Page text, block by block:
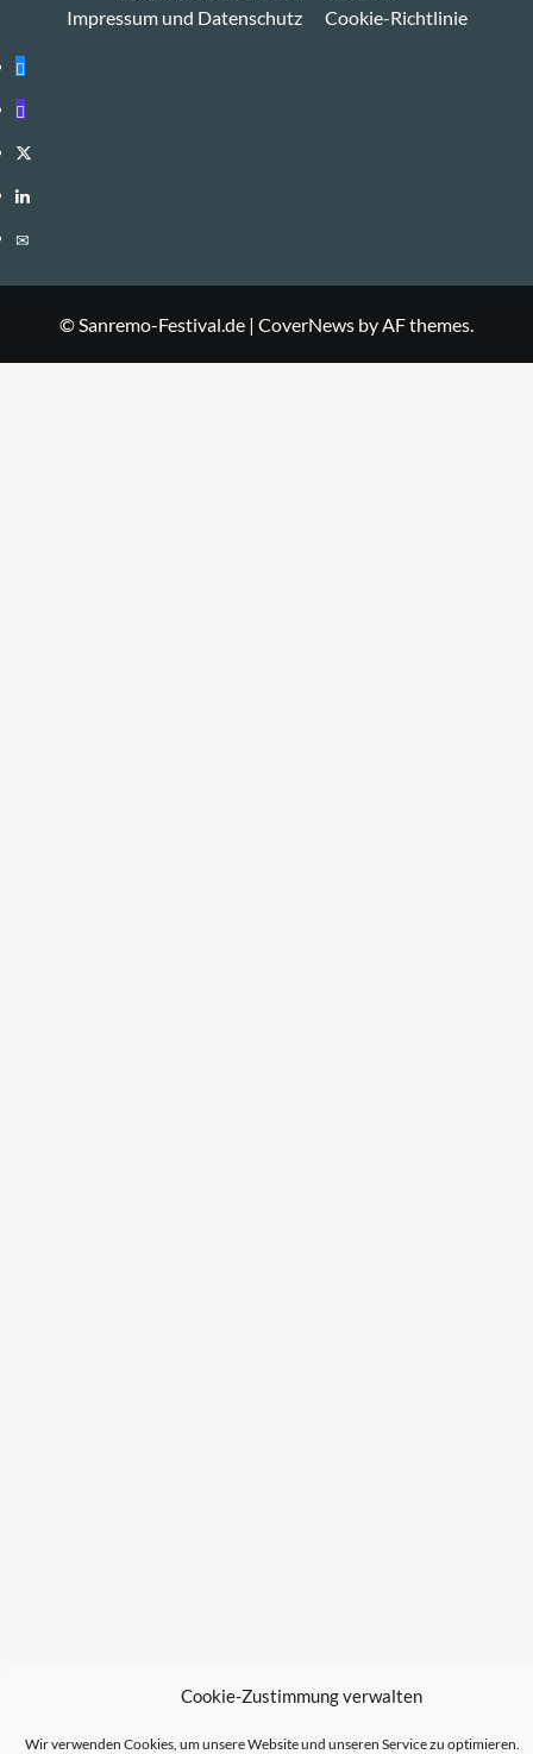
Cookie-Zustimmung verwalten
Wir verwenden Cookies, um unsere Website und unseren Service zu optimieren.
Impressum und Datenschutz
Cookie-Richtlinie
Bluesky
Mastodon
Twitter
LinkedIn
E-
© Sanremo-Festival.de | CoverNews by AF themes.